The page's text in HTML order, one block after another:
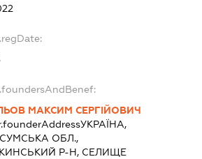
МАКСИМ СЕРГІЙОВИЧ
УКРАЇНА,
СУМСЬКА ОБЛ.,
Р-Н, СЕЛИЩЕ